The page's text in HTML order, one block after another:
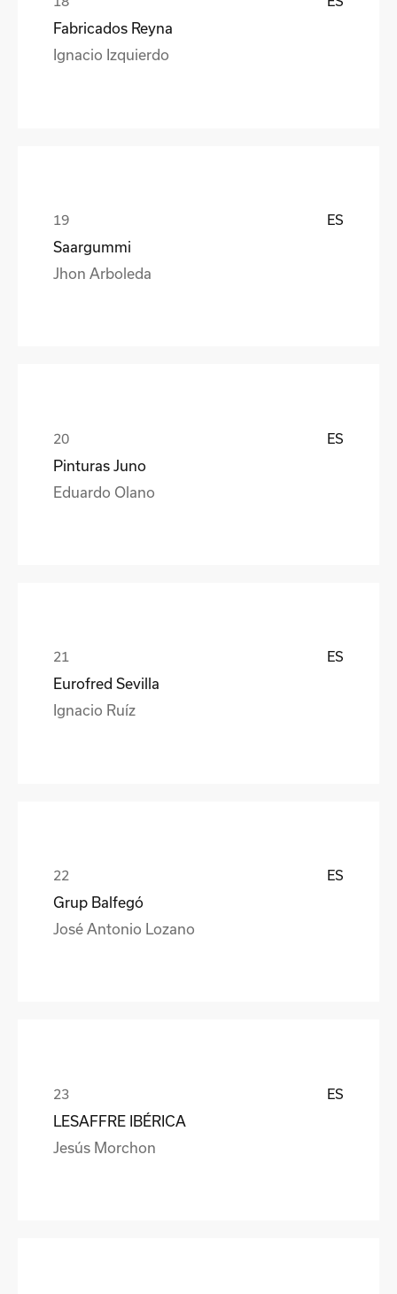
Fabricados Reyna
Ignacio Izquierdo
ES
Saargummi
Jhon Arboleda
ES
Pinturas Juno
Eduardo Olano
ES
Eurofred Sevilla
Ignacio Ruíz
ES
Grup Balfegó
José Antonio Lozano
ES
LESAFFRE IBÉRICA
Jesús Morchon